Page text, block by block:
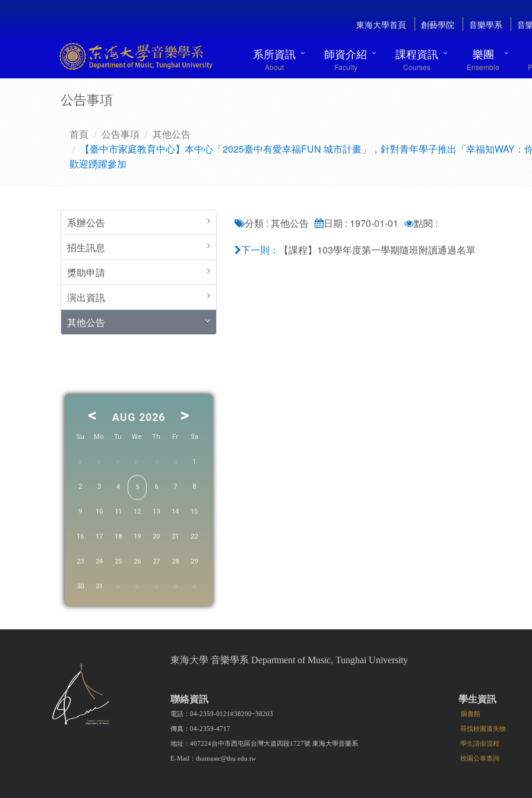
東海大學首頁 創藝學院 音樂學系 音
系所資訊
About
師資介紹
Faculty
課程資訊
Courses
樂團
Ensemble
公告事項
首頁 公告事項
其他公告
【臺中市家庭教育中心】本中心「2025臺中有愛幸福FUN 城市計畫」，針對青年學子推出「幸福知WAY
歡迎踴躍參加
系辦公告
招生訊息
獎助申請
演出資訊
其他公告
< AUG 2026 >
Su Mo Tu We Th Fr Sa
1
2 3 4 5 6 7 8
9 10 11 12 13 14 15
16 17 18 19 20 21 22
23 24 25 26 27 28 29
30 31
分類 : 其他公告 日期 : 1970-01-01 點閱 :
下一則： 【課程】103學年度第一學期隨班附讀通過名單
東海大學 音樂學系 Department of Music, Tunghai University
聯絡資訊
電話：04-2359-0121#38200~38203
傳真：04-2359-4717
地址：407224台中市西屯區台灣大道四段1727號 東海大學音樂系
E-Mail：thumusic@thu.edu.tw
學生資訊
圖書館
尋找校園遺失物
學生請假流程
校園公車查詢